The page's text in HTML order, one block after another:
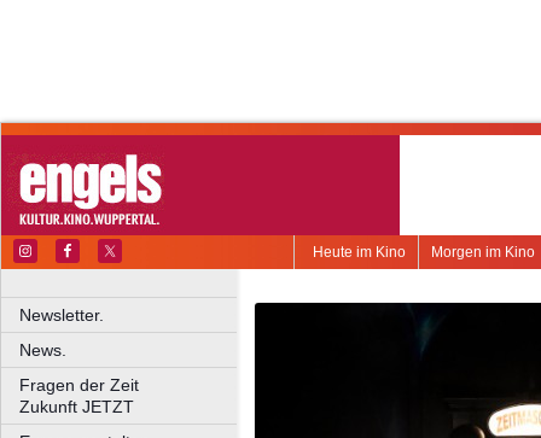
Morgen im Kino
Heute im Kino
Newsletter.
News.
Fragen der Zeit
Zukunft JETZT